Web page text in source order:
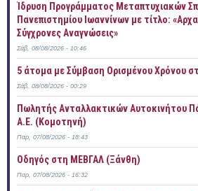
Ίδρυση Προγράμματος Μεταπτυχιακών
Πανεπιστημίου Ιωαννίνων με τίτλο:
Σύγχρονες Αναγνώσεις»
Σάβ, 08/08/2026 - 10:46
5 άτομα με Σύμβαση Ορισμένου Χρόνου
Σάβ, 08/08/2026 - 00:29
Πωλητής Ανταλλακτικών Αυτοκινήτου
Α.Ε. (Κομοτηνή)
Παρ, 07/08/2026 - 18:43
Οδηγός στη ΜΕΒΓΑΛ (Ξάνθη)
Παρ, 07/08/2026 - 16:32